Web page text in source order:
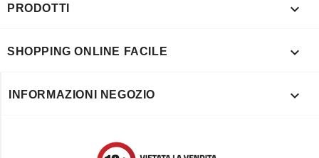
PRODOTTI 
SHOPPING ONLINE FACILE 
INFORMAZIONI NEGOZIO 